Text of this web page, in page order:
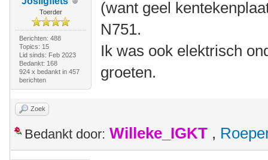
Toerder
Berichten: 488
Topics: 15
Lid sinds: Feb 2023
Bedankt: 168
924 x bedankt in 457
berichten
(want geel
N751.
Ik was ook elektrisch
groeten.
Zoek
Bedankt door: Willeke_IGKT ,